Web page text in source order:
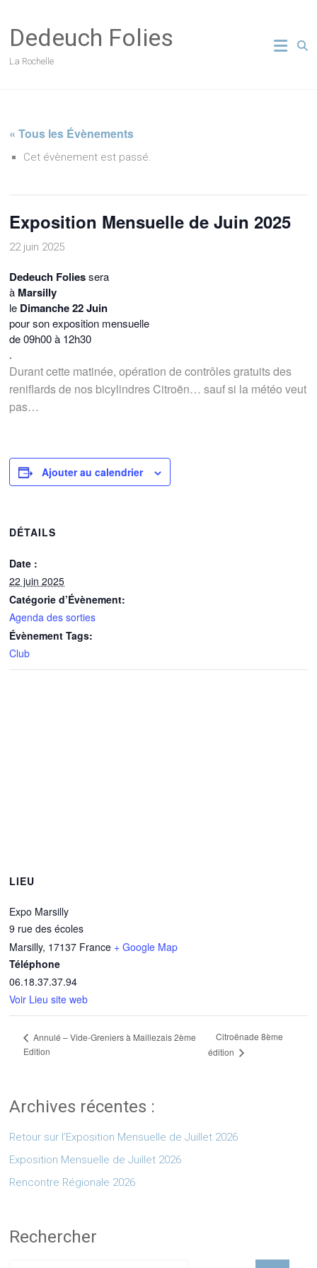
content
Dedeuch Folies
La Rochelle
« Tous les Évènements
Cet évènement est passé.
Exposition Mensuelle de Juin 2025
22 juin 2025
Dedeuch Foliessera
à Marsilly
le Dimanche 22 Juin
pour son exposition mensuelle
de 09h00 à 12h30
.
Durant cette matinée, opération de contrôles gratuits des
reniflards de nos bicylindres Citroën… sauf si la météo veut
pas…
Ajouter au calendrier
DÉTAILS
Date :
22 juin 2025
Catégorie d’Évènement:
Agenda des sorties
Évènement Tags:
Club
LIEU
Expo Marsilly
9 rue des écoles
Marsilly, 17137 France + Google Map
Téléphone
06.18.37.37.94
Voir Lieu site web
Annulé – Vide-Greniers à Maillezais 2ème
Edition
Citroënade 8ème
édition
Archives récentes :
Retour sur l’Exposition Mensuelle de Juillet 2026
Exposition Mensuelle de Juillet 2026
Rencontre Régionale 2026
Rechercher